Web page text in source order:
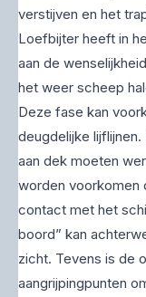
verstijven en het
Loefbijter heeft in
aan de
het weer scheep
Deze fase kan
deugdelijke
aan dek moeten
worden voorkomen
contact met het
boord” kan
zicht. Tevens is de
aangrijpingpunten